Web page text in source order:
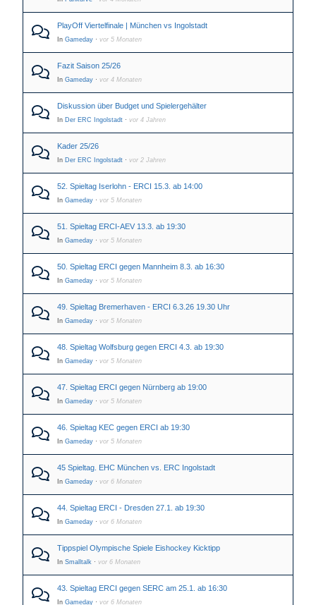
PlayOff Viertelfinale | München vs Ingolstadt
In Gameday · vor 5 Monaten
Fazit Saison 25/26
In Gameday · vor 4 Monaten
Diskussion über Budget und Spielergehälter
In Der ERC Ingolstadt · vor 4 Jahren
Kader 25/26
In Der ERC Ingolstadt · vor 2 Jahren
52. Spieltag Iserlohn - ERCI 15.3. ab 14:00
In Gameday · vor 5 Monaten
51. Spieltag ERCI-AEV 13.3. ab 19:30
In Gameday · vor 5 Monaten
50. Spieltag ERCI gegen Mannheim 8.3. ab 16:30
In Gameday · vor 5 Monaten
49. Spieltag Bremerhaven - ERCI 6.3.26 19.30 Uhr
In Gameday · vor 5 Monaten
48. Spieltag Wolfsburg gegen ERCI 4.3. ab 19:30
In Gameday · vor 5 Monaten
47. Spieltag ERCI gegen Nürnberg ab 19:00
In Gameday · vor 5 Monaten
46. Spieltag KEC gegen ERCI ab 19:30
In Gameday · vor 5 Monaten
45 Spieltag. EHC München vs. ERC Ingolstadt
In Gameday · vor 6 Monaten
44. Spieltag ERCI - Dresden 27.1. ab 19:30
In Gameday · vor 6 Monaten
Tippspiel Olympische Spiele Eishockey Kicktipp
In Smalltalk · vor 6 Monaten
43. Spieltag ERCI gegen SERC am 25.1. ab 16:30
In Gameday · vor 6 Monaten